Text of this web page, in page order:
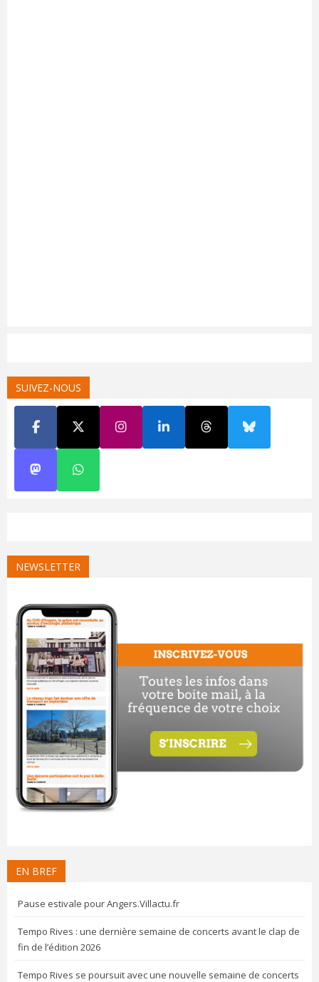
SUIVEZ-NOUS
NEWSLETTER
EN BREF
Pause estivale pour Angers.Villactu.fr
Tempo Rives : une dernière semaine de concerts avant le clap de
fin de l’édition 2026
Tempo Rives se poursuit avec une nouvelle semaine de concerts